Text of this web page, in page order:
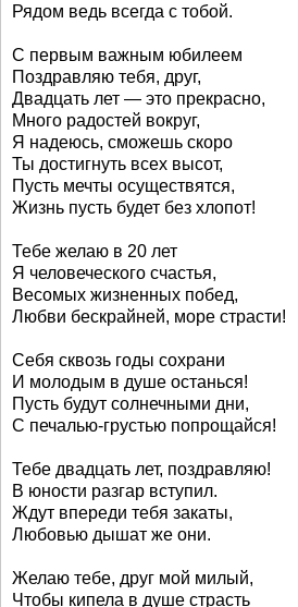
Рядом ведь всегда с тобой.
С первым важным юбилеем
Поздравляю тебя, друг,
Двадцать лет — это прекрасно,
Много радостей вокруг,
Я надеюсь, сможешь скоро
Ты достигнуть всех высот,
Пусть мечты осуществятся,
Жизнь пусть будет без хлопот!
Тебе желаю в 20 лет
Я человеческого счастья,
Весомых жизненных побед,
Любви бескрайней, море страсти!
Себя сквозь годы сохрани
И молодым в душе останься!
Пусть будут солнечными дни,
С печалью-грустью попрощайся!
Тебе двадцать лет, поздравляю!
В юности разгар вступил.
Ждут впереди тебя закаты,
Любовью дышат же они.
Желаю тебе, друг мой милый,
Чтобы кипела в душе страсть